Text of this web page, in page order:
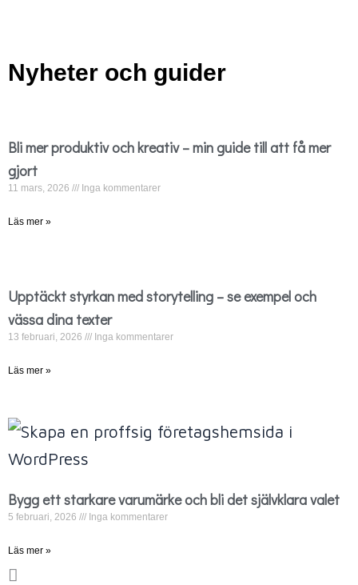
Nyheter och guider
Bli mer produktiv och kreativ – min guide till att få mer
gjort
11 mars, 2026 Inga kommentarer
Läs mer »
Upptäckt styrkan med storytelling – se exempel och
vässa dina texter
13 februari, 2026 Inga kommentarer
Läs mer »
Bygg ett starkare varumärke och bli det självklara valet
5 februari, 2026 Inga kommentarer
Läs mer »